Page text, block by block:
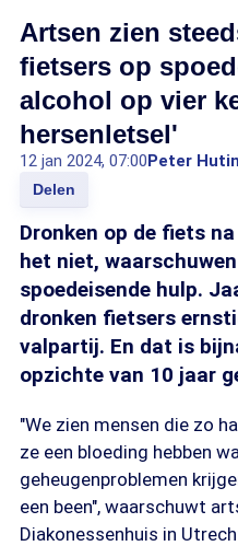
Artsen zien
fietsers op
alcohol op vier
hersenletsel'
12 jan 2024, 07:00Peter
Delen
Dronken op de fiets
het niet,
spoedeisende hulp.
dronken fietsers
valpartij. En dat is
opzichte van 10 jaar
"We zien mensen die zo
ze een bloeding hebben
geheugenproblemen
een been", waarschuwt
Diakonessenhuis in